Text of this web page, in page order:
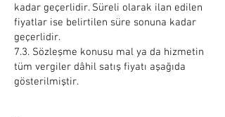
kadar geçerlidir. Süreli olarak ilan edilen
fiyatlar ise belirtilen süre sonuna kadar
geçerlidir.
7.3. Sözleşme konusu mal ya da hizmetin
tüm vergiler dâhil satış fiyatı aşağıda
gösterilmiştir.